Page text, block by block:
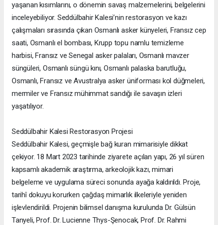
yaşanan kısımlarını, o dönemin savaş malzemelerini, belgelerini
inceleyebiliyor. Seddülbahir Kalesi’nin restorasyon ve kazı
çalışmaları sırasında çıkan Osmanlı asker künyeleri, Fransız cep
saati, Osmanlı el bombası, Krupp topu namlu temizleme
harbisi, Fransız ve Senegal asker palaları, Osmanlı mavzer
süngüleri, Osmanlı süngü kını, Osmanlı palaska barutluğu,
Osmanlı, Fransız ve Avustralya asker üniforması kol düğmeleri,
mermiler ve Fransız mühimmat sandığı ile savaşın izleri
yaşatılıyor.
Seddülbahir Kalesi Restorasyon Projesi
Seddülbahir Kalesi, geçmişle bağ kuran mimarisiyle dikkat
çekiyor. 18 Mart 2023 tarihinde ziyarete açılan yapı, 26 yıl süren
kapsamlı akademik araştırma, arkeolojik kazı, mimari
belgeleme ve uygulama süreci sonunda ayağa kaldırıldı. Proje,
tarihî dokuyu korurken çağdaş mimarlık ilkeleriyle yeniden
işlevlendirildi. Projenin bilimsel danışma kurulunda Dr. Gülsün
Tanyeli, Prof. Dr. Lucienne Thys-Şenocak, Prof. Dr. Rahmi